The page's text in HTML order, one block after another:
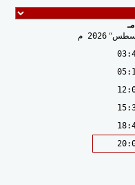
2026 م